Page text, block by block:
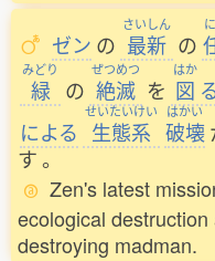
ゼン の
さいしん
最新 の
みどり
緑 の
ぜつめつ
絶滅 を
はか
図
による
せいたいけい
生態系
はかい
破壊
す。
Zen's latest
ecological
destroying madman.